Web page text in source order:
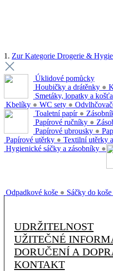
1. Zur Kategorie Drogerie &
Úklidové pomůcky
Houbičky a drátěnky ●
Smetáky, lopatky a
Kbelíky ● WC sety ●
Toaletní papír ●
Papírové ručníky ●
Papírové ubrousky ●
Papírové utěrky ● Textilní utěrky
Hygienické sáčky a zásobníky ●
Odpadkové koše ● Sáčky do koše
UDRŽITELNOST
UŽITEČNÉ
DORUČENÍ A
KONTAKT